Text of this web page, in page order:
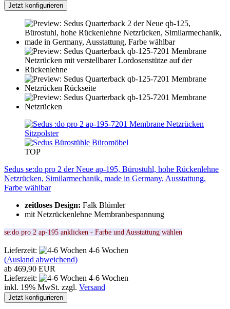
Jetzt konfigurieren
TOP
Sedus se:do pro 2 der Neue ap-195, Bürostuhl, hohe Rückenlehne
Netzrücken, Similarmechanik, made in Germany, Ausstattung,
Farbe wählbar
zeitloses Design: Falk Blümler
mit Netzrückenlehne Membranbespannung
se:do pro 2 ap-195 anklicken - Farbe und Ausstattung wählen
Lieferzeit:
4-6 Wochen
(Ausland abweichend)
ab 469,90 EUR
Lieferzeit:
4-6 Wochen
inkl. 19% MwSt. zzgl. Versand
Jetzt konfigurieren